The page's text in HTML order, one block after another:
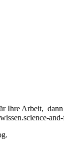
Ihre Arbeit,